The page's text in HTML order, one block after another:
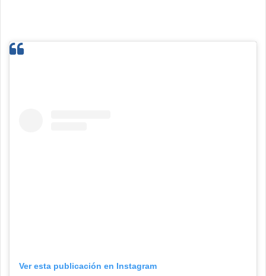
Ver esta publicación en Instagram